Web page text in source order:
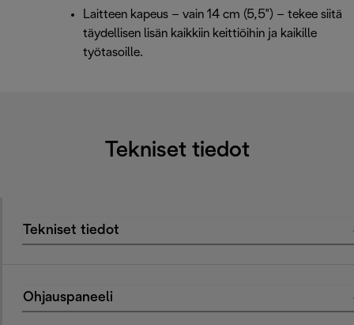
Laitteen kapeus – vain 14 cm (5,5") – tekee siitä
täydellisen lisän kaikkiin keittiöihin ja kaikille
työtasoille.
Tekniset tiedot
Tekniset tiedot
Ohjauspaneeli